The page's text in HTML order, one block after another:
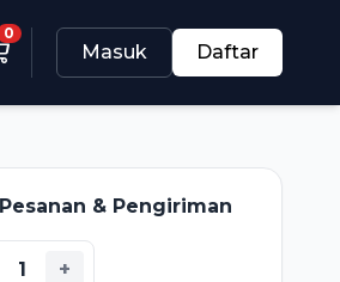
0
Masuk Daftar
& Pengiriman
+